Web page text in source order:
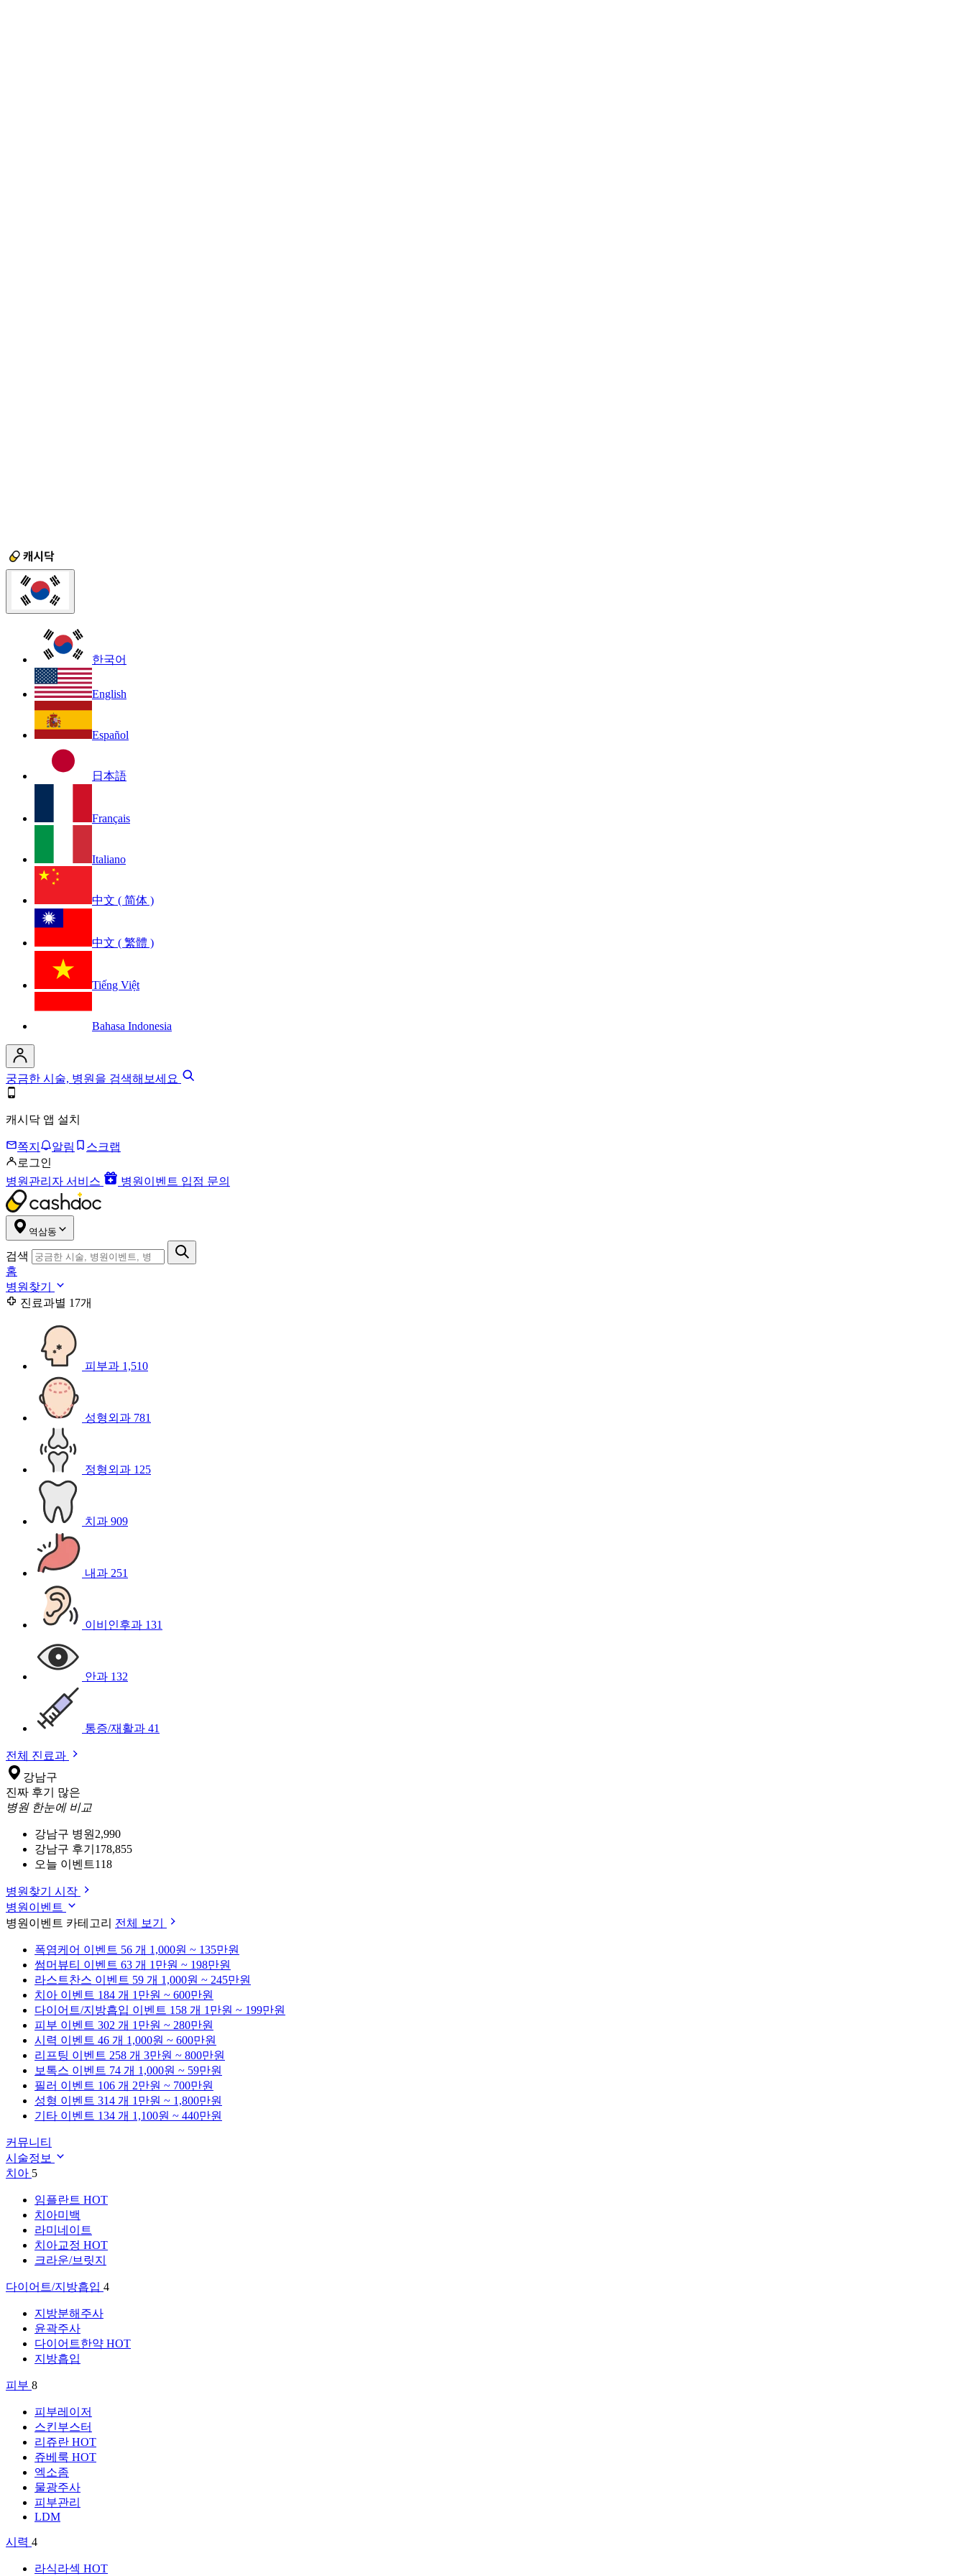
한국어
English
Español
日本語
Français
Italiano
中文 ( 简体 )
中文 ( 繁體 )
Tiếng Việt
Bahasa Indonesia
궁금한 시술, 병원을 검색해보세요
캐시닥 앱 설치
쪽지 알림
스크랩
로그인
병원관리자 서비스
병원이벤트 입점 문의
역삼동
검색
홈
병원찾기
진료과별 17개
피부과 1,510
성형외과 781
정형외과 125
치과 909
내과 251
이비인후과 131
안과 132
통증/재활과 41
전체 진료과
강남구
진짜 후기 많은
병원 한눈에 비교
강남구 병원 2,990
강남구 후기 178,855
오늘 이벤트118
병원찾기 시작
병원이벤트
병원이벤트 카테고리 전체 보기
폭염케어 이벤트 56 개 1,000원 ~ 135만원
썸머뷰티 이벤트 63 개 1만원 ~ 198만원
라스트찬스 이벤트 59 개 1,000원 ~ 245만원
치아 이벤트 184 개 1만원 ~ 600만원
다이어트/지방흡입 이벤트 158 개 1만원 ~ 199만원
피부 이벤트 302 개 1만원 ~ 280만원
시력 이벤트 46 개 1,000원 ~ 600만원
리프팅 이벤트 258 개 3만원 ~ 800만원
보톡스 이벤트 74 개 1,000원 ~ 59만원
필러 이벤트 106 개 2만원 ~ 700만원
성형 이벤트 314 개 1만원 ~ 1,800만원
기타 이벤트 134 개 1,100원 ~ 440만원
커뮤니티
시술정보
치아 5
임플란트 HOT
치아미백
라미네이트
치아교정 HOT
크라운/브릿지
다이어트/지방흡입 4
지방분해주사
윤곽주사
다이어트한약 HOT
지방흡입
피부 8
피부레이저
스킨부스터
리쥬란 HOT
쥬베룩 HOT
엑소좀
물광주사
피부관리
LDM
시력 4
라식라섹 HOT